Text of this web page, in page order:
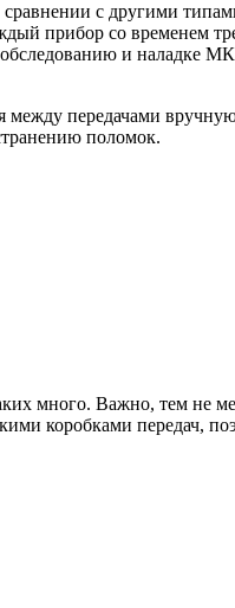
с другими
прибор со временем
и наладке
передачами
поломок.
много. Важно, тем не
коробками передач,